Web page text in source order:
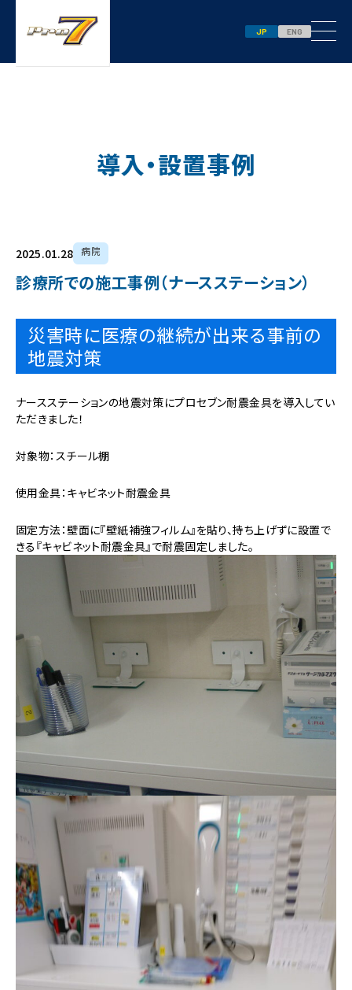
JP ENG
導⼊・設置事例
2025.01.28 病院
診療所での施工事例（ナースステーション）
災害時に医療の継続が出来る事前の
地震対策
ナースステーションの地震対策にプロセブン耐震金具を導入してい
ただきました！
対象物：スチール棚
使用金具：キャビネット耐震金具
固定方法：壁面に『壁紙補強フィルム』を貼り、持ち上げずに設置で
きる『キャビネット耐震金具』で耐震固定しました。